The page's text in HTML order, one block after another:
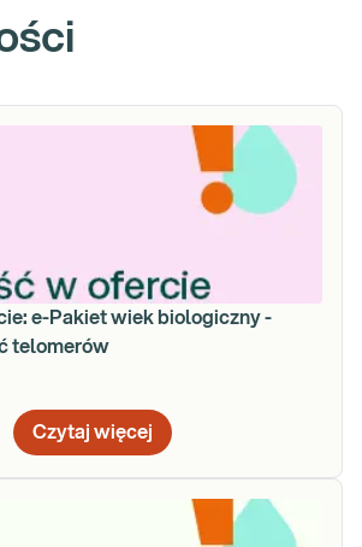
e-Pakiet wiek biologiczny -
telomerów
Czytaj więcej